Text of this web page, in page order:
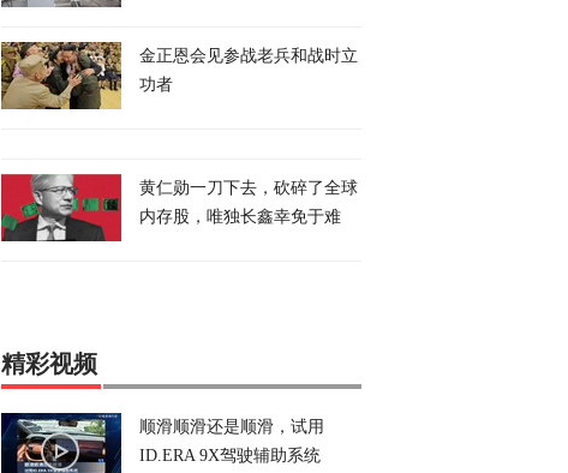
金正恩会见参战老兵和战时立
功者
黄仁勋一刀下去，砍碎了全球
内存股，唯独长鑫幸免于难
精彩视频
顺滑顺滑还是顺滑，试用
ID.ERA 9X驾驶辅助系统